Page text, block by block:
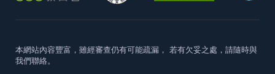
本網站內容豐富，雖經審查仍有可能疏漏， 若有欠妥之處，請隨時與
我們聯絡。